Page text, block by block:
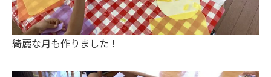
綺麗な月も作りました！